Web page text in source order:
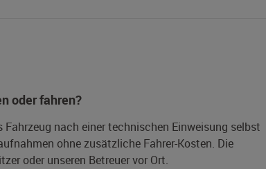
oder fahren?
nach einer technischen Einweisung selbst
ohne zusätzliche Fahrer-Kosten. Die
oder unseren Betreuer vor Ort.